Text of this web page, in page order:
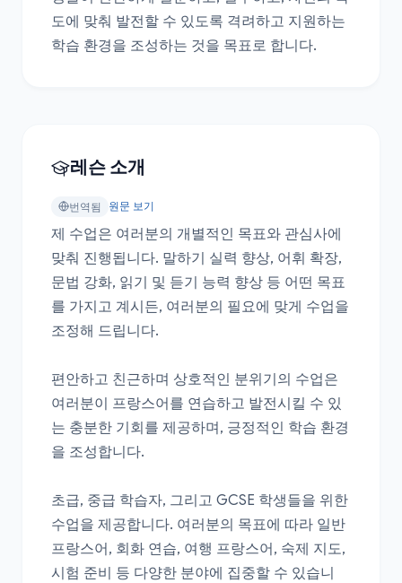
도에 맞춰 발전할 수 있도록 격려하고 지원하는
학습 환경을 조성하는 것을 목표로 합니다.
레슨 소개
번역됨 원문 보기
제 수업은 여러분의 개별적인 목표와 관심사에
맞춰 진행됩니다. 말하기 실력 향상, 어휘 확장,
문법 강화, 읽기 및 듣기 능력 향상 등 어떤 목표
를 가지고 계시든, 여러분의 필요에 맞게 수업을
조정해 드립니다.
편안하고 친근하며 상호적인 분위기의 수업은
여러분이 프랑스어를 연습하고 발전시킬 수 있
는 충분한 기회를 제공하며, 긍정적인 학습 환경
을 조성합니다.
초급, 중급 학습자, 그리고 GCSE 학생들을 위한
수업을 제공합니다. 여러분의 목표에 따라 일반
프랑스어, 회화 연습, 여행 프랑스어, 숙제 지도,
시험 준비 등 다양한 분야에 집중할 수 있습니